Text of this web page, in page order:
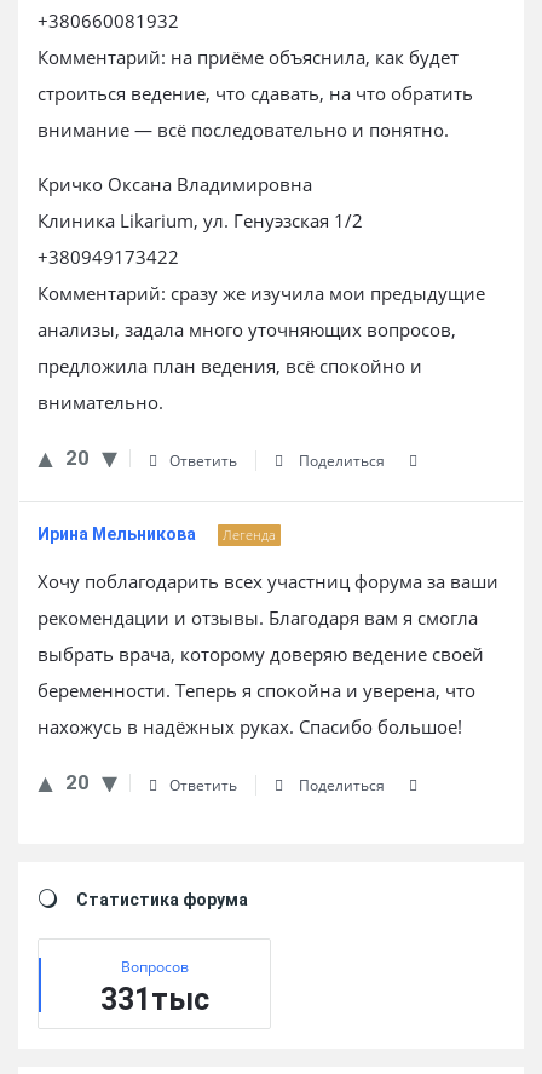
+380660081932
Комментарий: на приёме объяснила, как будет
строиться ведение, что сдавать, на что обратить
внимание — всё последовательно и понятно.
Кричко Оксана Владимировна
Клиника Likarium, ул. Генуэзская 1/2
+380949173422
Комментарий: сразу же изучила мои предыдущие
анализы, задала много уточняющих вопросов,
предложила план ведения, всё спокойно и
внимательно.
20 Ответить Поделиться
Ирина Мельникова Легенда
Хочу поблагодарить всех участниц форума за ваши
рекомендации и отзывы. Благодаря вам я смогла
выбрать врача, которому доверяю ведение своей
беременности. Теперь я спокойна и уверена, что
нахожусь в надёжных руках. Спасибо большое!
20 Ответить Поделиться
Статистика форума
Вопросов
331тыс